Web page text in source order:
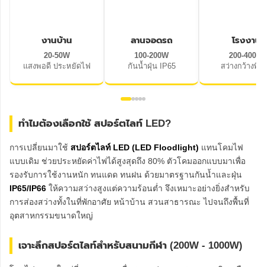
งานบ้าน
20-50W
แสงพอดี ประหยัดไฟ
ลานจอดรถ
100-200W
กันน้ำฝุ่น IP65
โรงงาน
200-400W
สว่างกว้างพิเ
ทำไมต้องเลือกใช้ สปอร์ตไลท์ LED?
การเปลี่ยนมาใช้ สปอร์ตไลท์ LED (LED Floodlight) แทนโคมไฟ
แบบเดิม ช่วยประหยัดค่าไฟได้สูงสุดถึง 80% ตัวโคมออกแบบมาเพื่อ
รองรับการใช้งานหนัก ทนแดด ทนฝน ด้วยมาตรฐานกันน้ำและฝุ่น
IP65/IP66 ให้ความสว่างสูงแต่ความร้อนต่ำ จึงเหมาะอย่างยิ่งสำหรับ
การส่องสว่างทั้งในที่พักอาศัย หน้าบ้าน สวนสาธารณะ ไปจนถึงพื้นที่
อุตสาหกรรมขนาดใหญ่
เจาะลึกสปอร์ตไลท์สำหรับสนามกีฬา (200W - 1000W)